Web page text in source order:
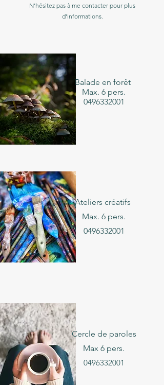
N'hésitez pas à me contacter pour plus
d'informations.
Balade en forêt
Max. 6 pers.
0496332001
Ateliers créatifs
Max. 6 pers.
0496332001
Cercle de paroles
Max 6 pers.
0496332001